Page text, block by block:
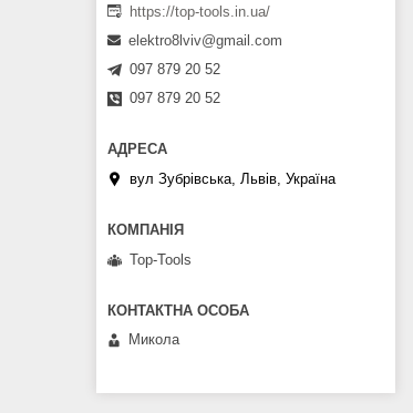
https://top-tools.in.ua/
elektro8lviv@gmail.com
097 879 20 52
097 879 20 52
вул Зубрівська, Львів, Україна
Top-Tools
Микола